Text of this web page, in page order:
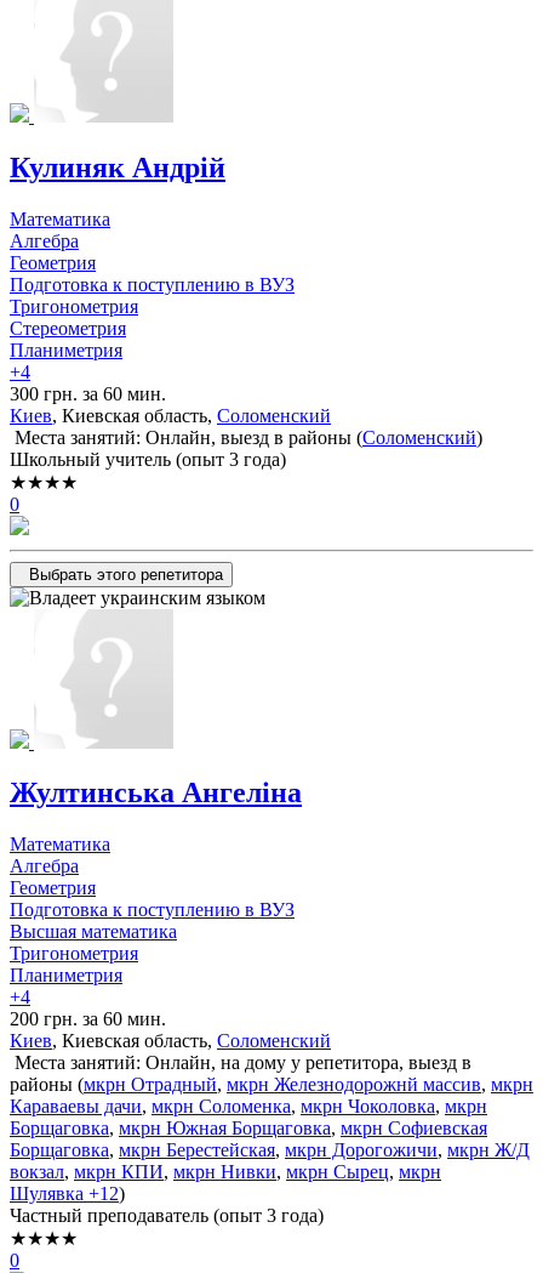
Кулиняк Андрій
Математика
Алгебра
Геометрия
Подготовка к поступлению в ВУЗ
Тригонометрия
Стереометрия
Планиметрия
+4
300 грн. за 60 мин.
Киев, Киевская область, Соломенский
Места занятий: Онлайн, выезд в районы (Соломенский)
Школьный учитель (опыт 3 года)
★★★★
0
Выбрать этого репетитора
Жултинська Ангеліна
Математика
Алгебра
Геометрия
Подготовка к поступлению в ВУЗ
Высшая математика
Тригонометрия
Планиметрия
+4
200 грн. за 60 мин.
Киев, Киевская область, Соломенский
Места занятий: Онлайн, на дому у репетитора, выезд в
районы (мкрн Отрадный, мкрн Железнодорожнй массив, мкрн
Караваевы дачи, мкрн Соломенка, мкрн Чоколовка, мкрн
Борщаговка, мкрн Южная Борщаговка, мкрн Софиевская
Борщаговка, мкрн Берестейская, мкрн Дорогожичи, мкрн Ж/Д
вокзал, мкрн КПИ, мкрн Нивки, мкрн Сырец, мкрн
Шулявка +12)
Частный преподаватель (опыт 3 года)
★★★★
0